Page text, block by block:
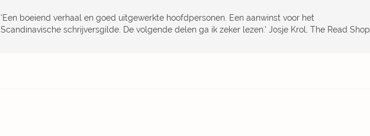
‘Een boeiend verhaal en goed uitgewerkte hoofdpersonen. Een aanwinst voor het
Scandinavische schrijversgilde. De volgende delen ga ik zeker lezen.’ Josje Krol, The Read Shop